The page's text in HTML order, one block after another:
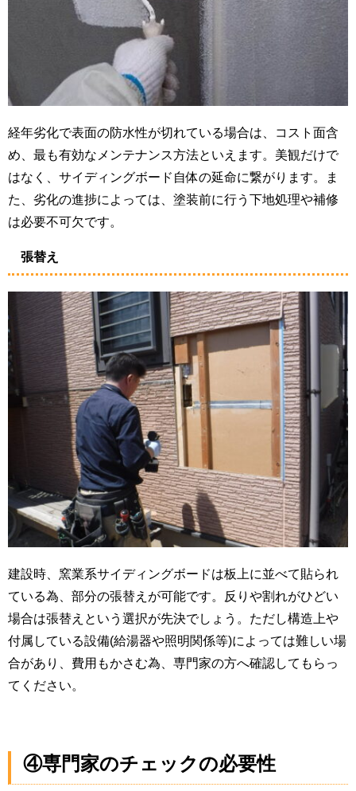
経年劣化で表面の防水性が切れている場合は、コスト面含
め、最も有効なメンテナンス方法といえます。美観だけで
はなく、サイディングボード自体の延命に繋がります。ま
た、劣化の進捗によっては、塗装前に行う下地処理や補修
は必要不可欠です。
張替え
建設時、窯業系サイディングボードは板上に並べて貼られ
ている為、部分の張替えが可能です。反りや割れがひどい
場合は張替えという選択が先決でしょう。ただし構造上や
付属している設備(給湯器や照明関係等)によっては難しい場
合があり、費用もかさむ為、専門家の方へ確認してもらっ
てください。
④専門家のチェックの必要性